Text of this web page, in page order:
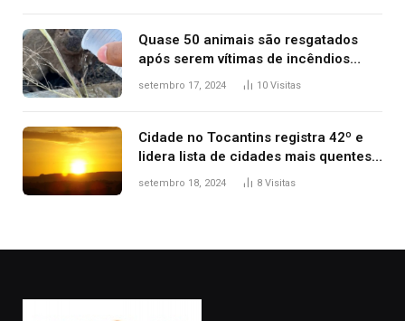
Quase 50 animais são resgatados
após serem vítimas de incêndios
florestais no Tocantins
setembro 17, 2024 10 Visitas
Cidade no Tocantins registra 42º e
lidera lista de cidades mais quentes
do país, diz Inmet
setembro 18, 2024 8 Visitas